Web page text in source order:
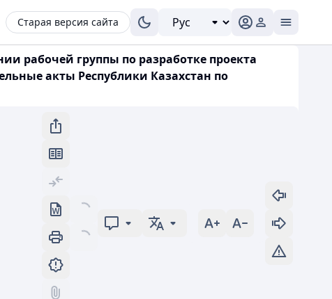
Старая версия сайта
рабочей группы по разработке проекта
акты Республики Казахстан по